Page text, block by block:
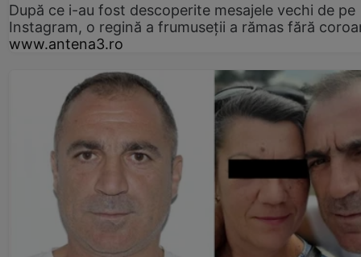
După ce i-au fost descoperite mesajele vechi de pe
Instagram, o regină a frumuseții a rămas fără
www.antena3.ro